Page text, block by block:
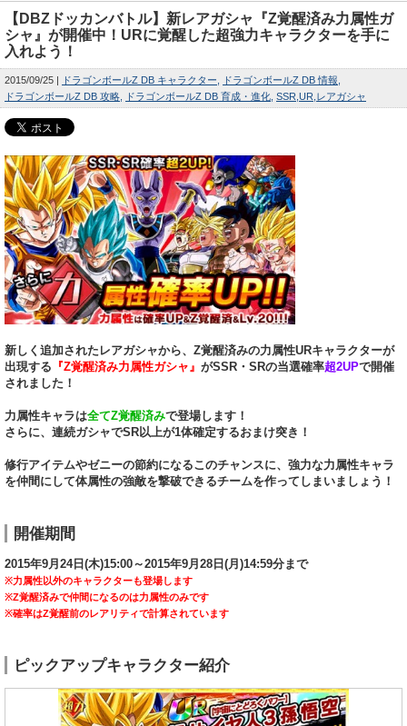
【DBZドッカンバトル】新レアガシャ『Z覚醒済み力属性ガ
シャ』が開催中！URに覚醒した超強力キャラクターを手に
入れよう！
2015/09/25 ドラゴンボールZ DB キャラクター
ドラゴンボールZ DB 情報
ドラゴンボールZ DB 攻略
ドラゴンボールZ DB 育成・進化 SSR UR レアガシャ
新しく追加されたレアガシャから、Z覚醒済みの力属性URキャラクターが
出現する 『Z覚醒済み力属性ガシャ』 がSSR・SRの当選確率超2UPで開催
されました！
力属性キャラは全てZ覚醒済みで登場します！
さらに、連続ガシャでSR以上が1体確定するおまけ突き！
修行アイテムやゼニーの節約になるこのチャンスに、強力な力属性キャラ
を仲間にして体属性の強敵を撃破できるチームを作ってしまいましょう！
開催期間
2015年9月24日(木)15:00～2015年9月28日(月)14:59分まで
※力属性以外のキャラクターも登場します
※Z覚醒済みで仲間になるのは力属性のみです
※確率はZ覚醒前のレアリティで計算されています
ピックアップキャラクター紹介